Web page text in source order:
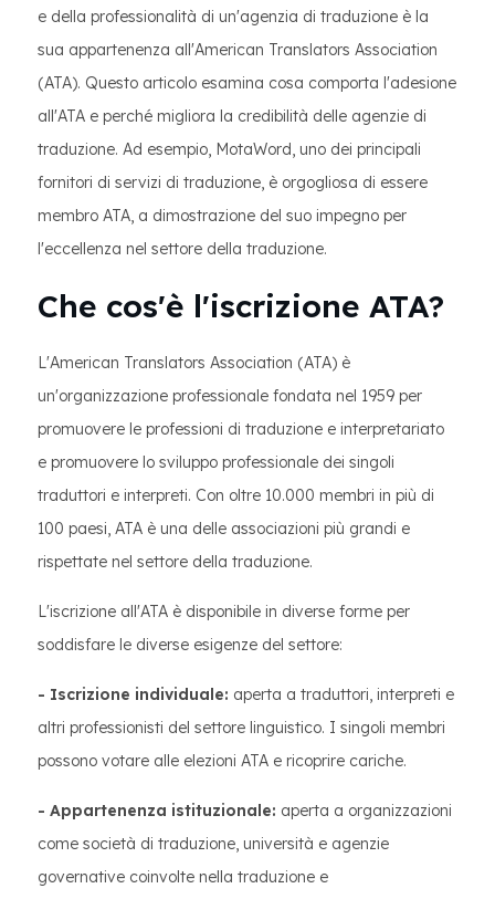
e della professionalità di un'agenzia di traduzione è la
sua appartenenza all'American Translators Association
(ATA). Questo articolo esamina cosa comporta l'adesione
all'ATA e perché migliora la credibilità delle agenzie di
traduzione. Ad esempio, MotaWord, uno dei principali
fornitori di servizi di traduzione, è orgogliosa di essere
membro ATA, a dimostrazione del suo impegno per
l'eccellenza nel settore della traduzione.
Che cos'è l'iscrizione ATA?
L'American Translators Association (ATA) è
un'organizzazione professionale fondata nel 1959 per
promuovere le professioni di traduzione e interpretariato
e promuovere lo sviluppo professionale dei singoli
traduttori e interpreti. Con oltre 10.000 membri in più di
100 paesi, ATA è una delle associazioni più grandi e
rispettate nel settore della traduzione.
L'iscrizione all'ATA è disponibile in diverse forme per
soddisfare le diverse esigenze del settore:
- Iscrizione individuale: aperta a traduttori, interpreti e
altri professionisti del settore linguistico. I singoli membri
possono votare alle elezioni ATA e ricoprire cariche.
- Appartenenza istituzionale: aperta a organizzazioni
come società di traduzione, università e agenzie
governative coinvolte nella traduzione e